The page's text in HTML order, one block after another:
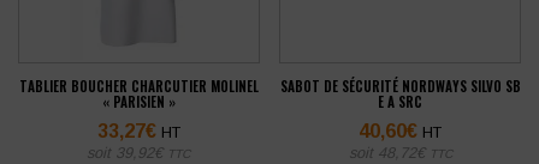
TABLIER BOUCHER CHARCUTIER MOLINEL
« PARISIEN »
33,27€ HT
soit 39,92€ TTC
SABOT DE SÉCURITÉ NORDWAYS SILVO SB
E A SRC
40,60€ HT
soit 48,72€ TTC